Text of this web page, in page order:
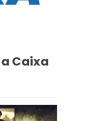
Caixa